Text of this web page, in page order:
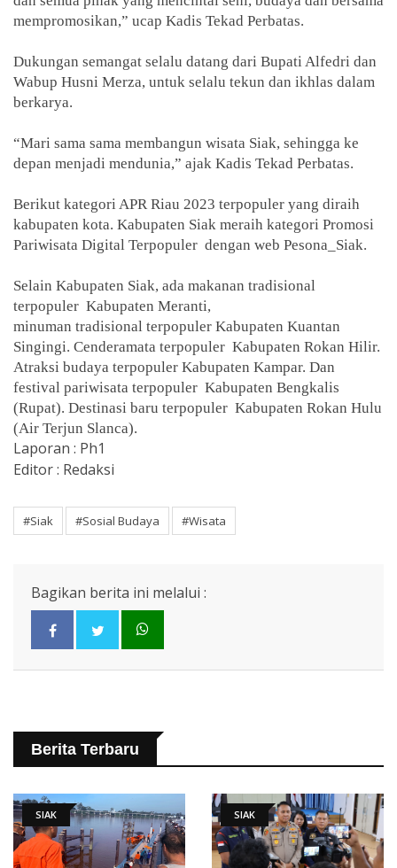
mempromosikan,” ucap Kadis Tekad Perbatas.
Dukungan semangat selalu datang dari Bupati Alfedri dan
Wabup Husni Merza, untuk selalu tekun dan ikhlas dalam
berkarya.
“Mari sama sama membangun wisata Siak, sehingga ke
depan menjadi mendunia,” ajak Kadis Tekad Perbatas.
Berikut kategori APR Riau 2023 terpopuler yang diraih
kabupaten kota. Kabupaten Siak meraih kategori Promosi
Pariwisata Digital Terpopuler dengan web Pesona_Siak.
Selain Kabupaten Siak, ada makanan tradisional
terpopuler Kabupaten Meranti,
minuman tradisional terpopuler Kabupaten Kuantan
Singingi. Cenderamata terpopuler Kabupaten Rokan Hilir.
Atraksi budaya terpopuler Kabupaten Kampar. Dan
festival pariwisata terpopuler Kabupaten Bengkalis
(Rupat). Destinasi baru terpopuler Kabupaten Rokan Hulu
(Air Terjun Slanca).
Laporan : Ph1
Editor : Redaksi
#Siak #Sosial Budaya #Wisata
Bagikan berita ini melalui :
Berita Terbaru
SIAK SIAK